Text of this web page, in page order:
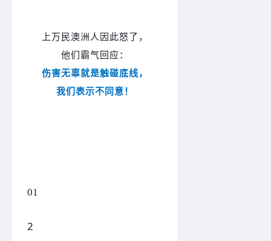
上万民澳洲人因此怒了，
他们霸气回应：
伤害无辜就是触碰底线，
我们表示不同意！
01
2